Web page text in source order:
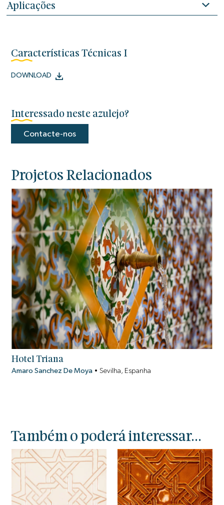
Aplicações
Características Técnicas I
DOWNLOAD
Interessado neste azulejo?
Contacte-nos
Projetos Relacionados
Hotel Triana
Amaro Sanchez De Moya • Sevilha, Espanha
Também o poderá interessar...